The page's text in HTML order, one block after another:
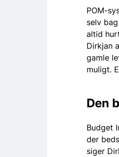
POM-
selv
altid
Dirkjan
gamle
muligt.
Den
Budget
der
siger